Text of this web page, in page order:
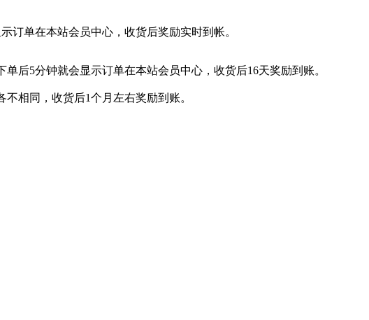
订单在本站会员中心，收货后奖励实时到帐。
单后5分钟就会显示订单在本站会员中心，收货后16天奖励到账。
相同，收货后1个月左右奖励到账。